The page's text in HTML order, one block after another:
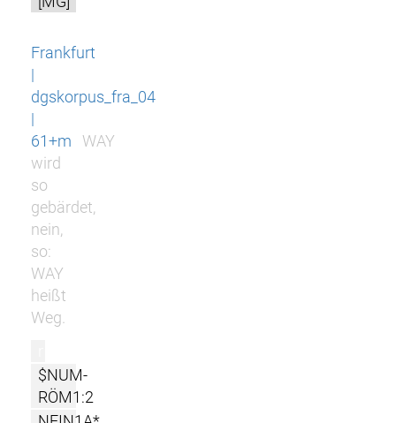
Frankfurt
|
dgskorpus_fra_04
|
61+m
WAY
wird
so
gebärdet,
nein,
so:
WAY
heißt
Weg.
$NUM-
RÖM1:2